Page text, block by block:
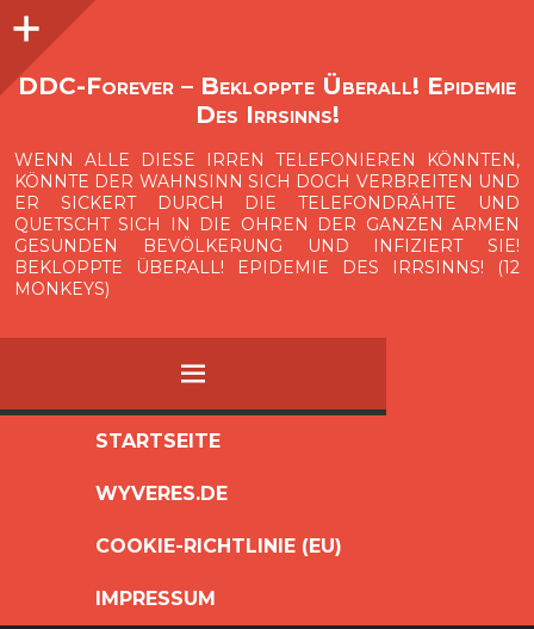
O
p
e
n
i
d
e
b
a
DDC-Forever – Bekloppte Überall! Epidemie
Des Irrsinns!
WENN ALLE DIESE IRREN TELEFONIEREN KÖNNTEN,
KÖNNTE DER WAHNSINN SICH DOCH VERBREITEN UND
ER SICKERT DURCH DIE TELEFONDRÄHTE UND
QUETSCHT SICH IN DIE OHREN DER GANZEN ARMEN
GESUNDEN BEVÖLKERUNG UND INFIZIERT SIE!
BEKLOPPTE ÜBERALL! EPIDEMIE DES IRRSINNS! (12
MONKEYS)
MENÜ
SPRINGEN
STARTSEITE
WYVERES.DE
COOKIE-RICHTLINIE (EU)
IMPRESSUM
Seitenleiste